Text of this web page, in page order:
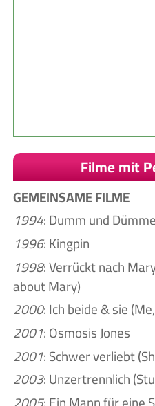
Filme mit
GEMEINSAME FILME
1994: Dumm und
1996: Kingpin
1998: Verrückt nach
about Mary)
2000: Ich beide & sie
2001: Osmosis Jones
2001: Schwer verliebt
2003: Unzertrennlich